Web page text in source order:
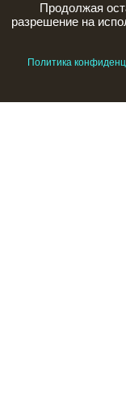
Продолжая
разрешение на
Политика